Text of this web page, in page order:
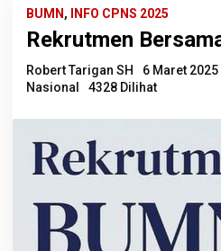
BUMN, INFO CPNS 2025
Rekrutmen
Robert Tarigan SH
6 Maret 2025
Nasional
4328 Dilihat